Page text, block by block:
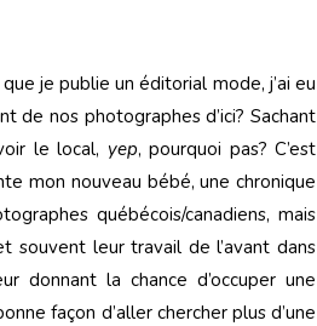
je publie un éditorial mode, j’ai eu
de nos photographes d’ici? Sachant
le local, yep, pourquoi pas? C’est
mon nouveau bébé, une chronique
québécois/canadiens, mais
souvent leur travail de l’avant dans
donnant la chance d’occuper une
façon d’aller chercher plus d’une